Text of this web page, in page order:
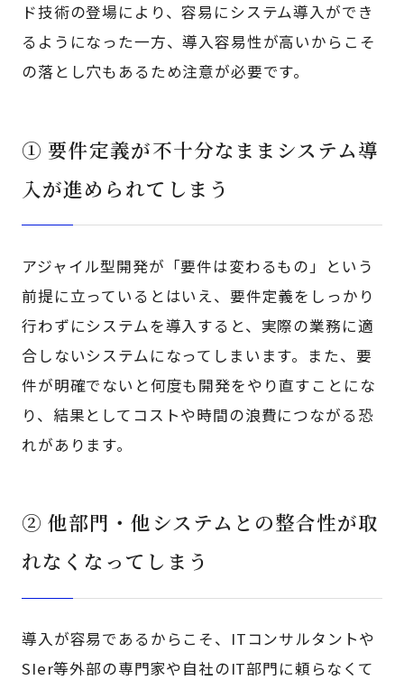
ド技術の登場により、容易にシステム導入ができ
るようになった一方、導入容易性が高いからこそ
の落とし穴もあるため注意が必要です。
① 要件定義が不十分なままシステム導
入が進められてしまう
アジャイル型開発が「要件は変わるもの」という
前提に立っているとはいえ、要件定義をしっかり
行わずにシステムを導入すると、実際の業務に適
合しないシステムになってしまいます。また、要
件が明確でないと何度も開発をやり直すことにな
り、結果としてコストや時間の浪費につながる恐
れがあります。
② 他部門・他システムとの整合性が取
れなくなってしまう
導入が容易であるからこそ、ITコンサルタントや
SIer等外部の専門家や自社のIT部門に頼らなくて